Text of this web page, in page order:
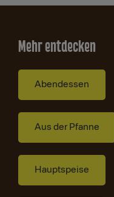
Mehr entdecken
Abendessen
Aus der Pfanne
Hauptspeise